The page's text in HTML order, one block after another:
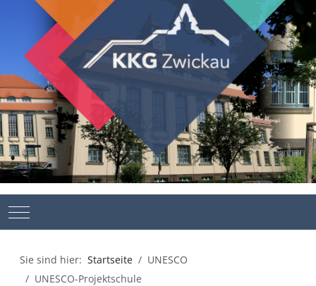
Mobile Menu Toggle
Sie sind hier: Startseite
UNESCO
UNESCO-Projektschule